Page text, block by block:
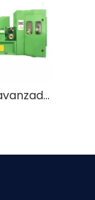
Máquina avanzada de trefilado de alambre de acero inoxidable